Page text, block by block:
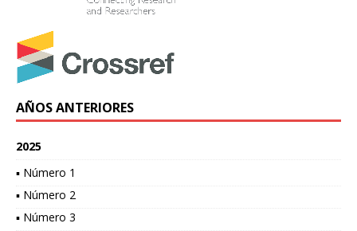
AÑOS ANTERIORES
2025
▪ Número 1
▪ Número 2
▪ Número 3